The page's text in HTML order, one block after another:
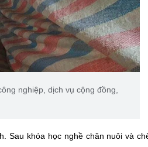
nghiệp, dịch vụ cộng đồng,
Sau khóa học nghề chăn nuôi và